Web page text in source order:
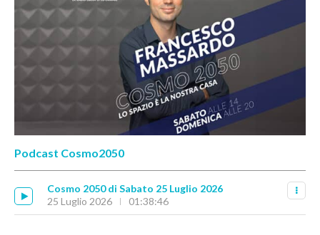
Podcast Cosmo2050
Cosmo 2050 di Sabato 25 Luglio 2026
25 Luglio 2026
01:38:46